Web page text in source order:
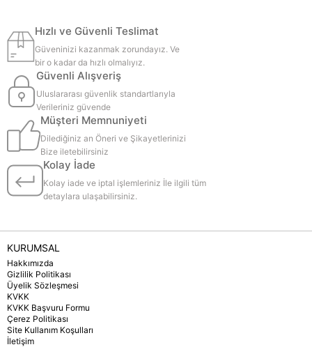
Hızlı ve Güvenli Teslimat
Güveninizi kazanmak zorundayız. Ve
bir o kadar da hızlı olmalıyız.
Güvenli Alışveriş
Uluslararası güvenlik standartlarıyla
Verileriniz güvende
Müşteri Memnuniyeti
Dilediğiniz an Öneri ve Şikayetlerinizi
Bize iletebilirsiniz
Kolay İade
Kolay iade ve iptal işlemleriniz İle ilgili tüm
detaylara ulaşabilirsiniz.
KURUMSAL
Hakkımızda
Gizlilik Politikası
Üyelik Sözleşmesi
KVKK
KVKK Başvuru Formu
Çerez Politikası
Site Kullanım Koşulları
İletişim